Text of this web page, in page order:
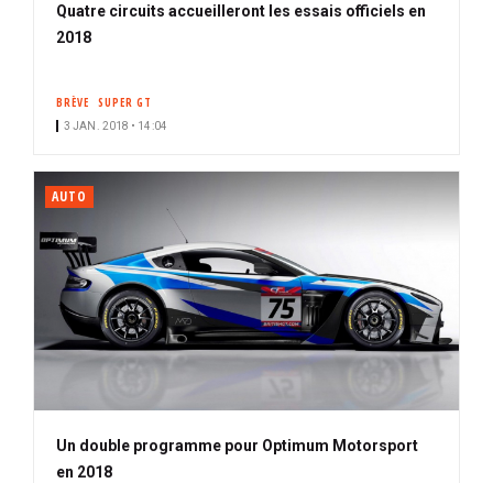
Quatre circuits accueilleront les essais officiels en
2018
BRÈVE SUPER GT
3 JAN. 2018 • 14:04
AUTO
Un double programme pour Optimum Motorsport
en 2018